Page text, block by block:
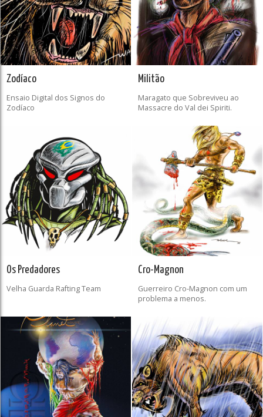
Zodíaco
Ensaio Digital dos Signos do
Zodíaco
Militão
Maragato que Sobreviveu ao
Massacre do Val dei Spiriti.
Os Predadores
Velha Guarda Rafting Team
Cro-Magnon
Guerreiro Cro-Magnon com um
problema a menos.